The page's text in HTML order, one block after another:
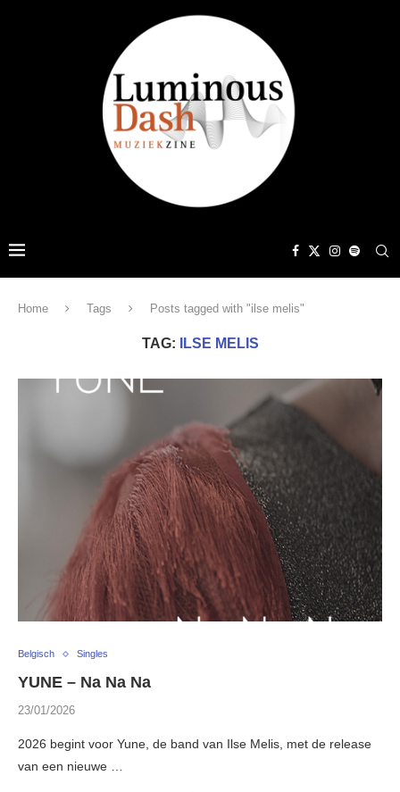
Home Tags Posts tagged with "ilse melis"
TAG: ILSE MELIS
Belgisch Singles
YUNE – Na Na Na
23/01/2026
2026 begint voor Yune, de band van Ilse Melis, met de release
van een nieuwe …